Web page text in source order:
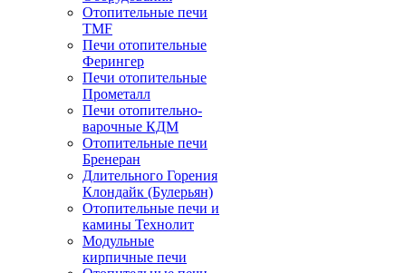
Отопительные печи
TMF
Печи отопительные
Ферингер
Печи отопительные
Прометалл
Печи отопительно-
варочные КДМ
Отопительные печи
Бренеран
Длительного Горения
Клондайк (Булерьян)
Отопительные печи и
камины Технолит
Модульные
кирпичные печи